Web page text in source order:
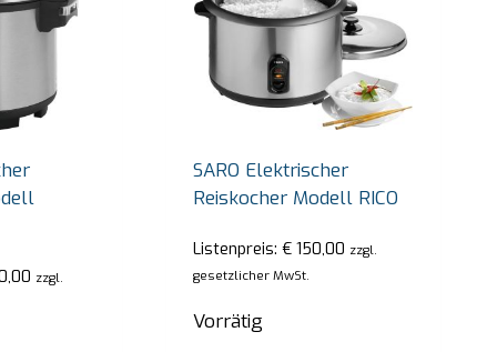
zzgl.
SARO Elektrischer
Reiskocher Modell RICO
Listenpreis:€ 150,00 zzgl.
gesetzlicher MwSt.
Vorrätig